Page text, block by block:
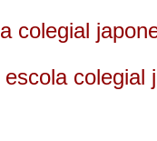
colegial
colegial